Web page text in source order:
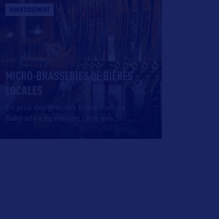
DIVERTISSEMENT
MICRO-BRASSERIES DE BIÈRES
LOCALES
En plus des grandes brasseries, le
Colorado a également l’une des